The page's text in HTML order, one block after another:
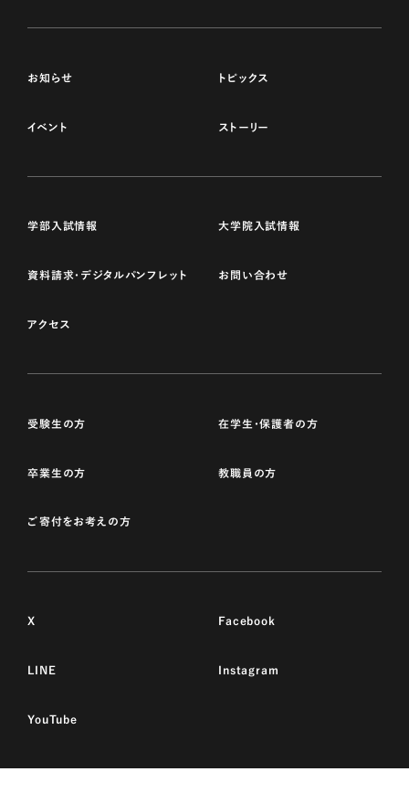
お知らせ トピックス
イベント ストーリー
学部入試情報 大学院入試情報
資料請求・デジタルパンフレット お問い合わせ
アクセス
受験生の方 在学生・保護者の方
卒業生の方 教職員の方
ご寄付をお考えの方
X Facebook
LINE Instagram
YouTube